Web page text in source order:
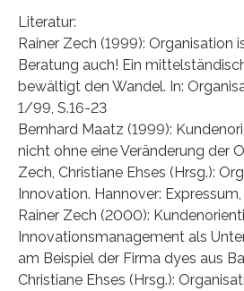
Literatur:
Rainer Zech (1999): Organisation
Beratung auch! Ein
bewältigt den Wandel. In:
1/99, S.16-23
Bernhard Maatz (1999):
nicht ohne eine Veränderung der
Zech, Christiane Ehses (Hrsg.):
Innovation. Hannover: Expressum,
Rainer Zech (2000):
Innovationsmanagement als
am Beispiel der Firma dyes aus
Christiane Ehses (Hrsg.):